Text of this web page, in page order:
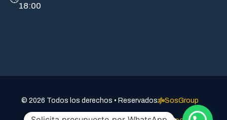
18:00
© 2026 Todos los derechos • Reservados SosGroup